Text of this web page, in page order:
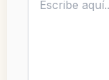
aquí...